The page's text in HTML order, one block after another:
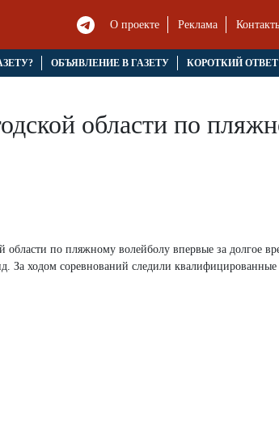
О проекте Реклама
ОБЪЯВЛЕНИЕ В ГАЗЕТУ КОРОТКИЙ ОТВЕТ
области по
по пляжному волейболу впервые за долгое
ходом соревнований следили квалифицированные